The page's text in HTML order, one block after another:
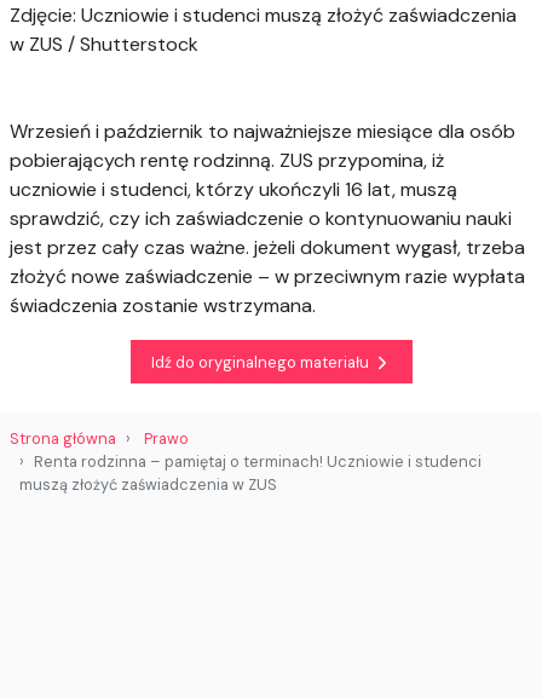
Zdjęcie: Uczniowie i studenci muszą złożyć zaświadczenia
w ZUS / Shutterstock
Wrzesień i październik to najważniejsze miesiące dla osób
pobierających rentę rodzinną. ZUS przypomina, iż
uczniowie i studenci, którzy ukończyli 16 lat, muszą
sprawdzić, czy ich zaświadczenie o kontynuowaniu nauki
jest przez cały czas ważne. jeżeli dokument wygasł, trzeba
złożyć nowe zaświadczenie – w przeciwnym razie wypłata
świadczenia zostanie wstrzymana.
Idź do oryginalnego materiału
Strona główna
Prawo
Renta rodzinna – pamiętaj o terminach! Uczniowie i studenci
muszą złożyć zaświadczenia w ZUS